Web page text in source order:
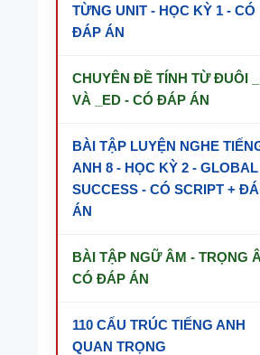
TỪNG UNIT - HỌC KỲ 1 - CÓ
ĐÁP ÁN
CHUYÊN ĐỀ TÍNH TỪ ĐUÔI
VÀ _ED - CÓ ĐÁP ÁN
BÀI TẬP LUYỆN NGHE
ANH 8 - HỌC KỲ 2 - GLOBAL
SUCCESS - CÓ SCRIPT +
ÁN
BÀI TẬP NGỮ ÂM - TRỌNG
CÓ ĐÁP ÁN
110 CẤU TRÚC TIẾNG ANH
QUAN TRỌNG